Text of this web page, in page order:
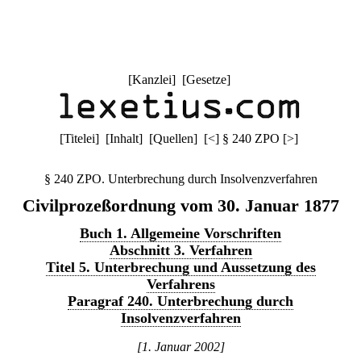
[Kanzlei] [Gesetze]
[Titelei] [Inhalt] [Quellen] [<] § 240 ZPO [>]
§ 240 ZPO. Unterbrechung durch Insolvenzverfahren
Civilprozeßordnung vom 30. Januar 1877
Buch 1. Allgemeine Vorschriften
Abschnitt 3. Verfahren
Titel 5. Unterbrechung und Aussetzung des
Verfahrens
Paragraf 240. Unterbrechung durch
Insolvenzverfahren
[1. Januar 2002]